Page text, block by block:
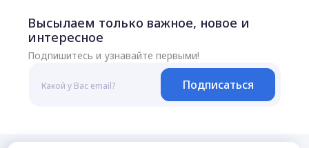
Высылаем только важное, новое и
интересное
Подпишитесь и узнавайте первыми!
Подписаться